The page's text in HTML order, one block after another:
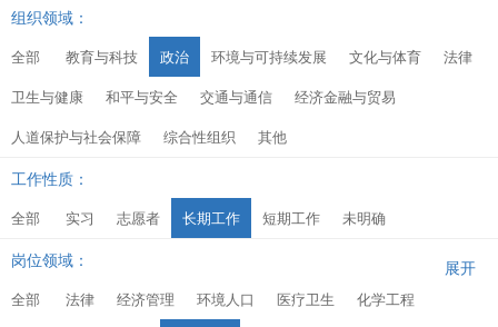
组织领域：
全部 教育与科技 政治 环境与可持续发展 文化与体育
法律
卫生与健康
和平与安全 交通与通信
经济金融与贸易
人道保护与社会保障
综合性组织 其他
工作性质：
全部 实习 志愿者 长期工作 短期工作 未明确
岗位领域：
全部 法律 经济管理 环境人口 医疗卫生
化学工程
展开